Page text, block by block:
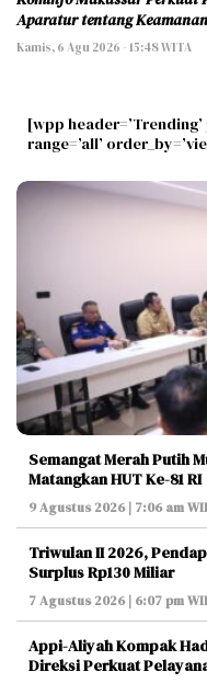
Aparatur tentang
Kamis, 6 Agu 2026 - 15:48 WITA
[wpp
range=’all’
Semangat Merah Putih
Matangkan HUT Ke-81 RI
9 Agustus 2026 | 7:06 am
Triwulan II 2026,
Surplus Rp130 Miliar
7 Agustus 2026 | 6:07 pm
Appi-Aliyah Kompak
Direksi Perkuat